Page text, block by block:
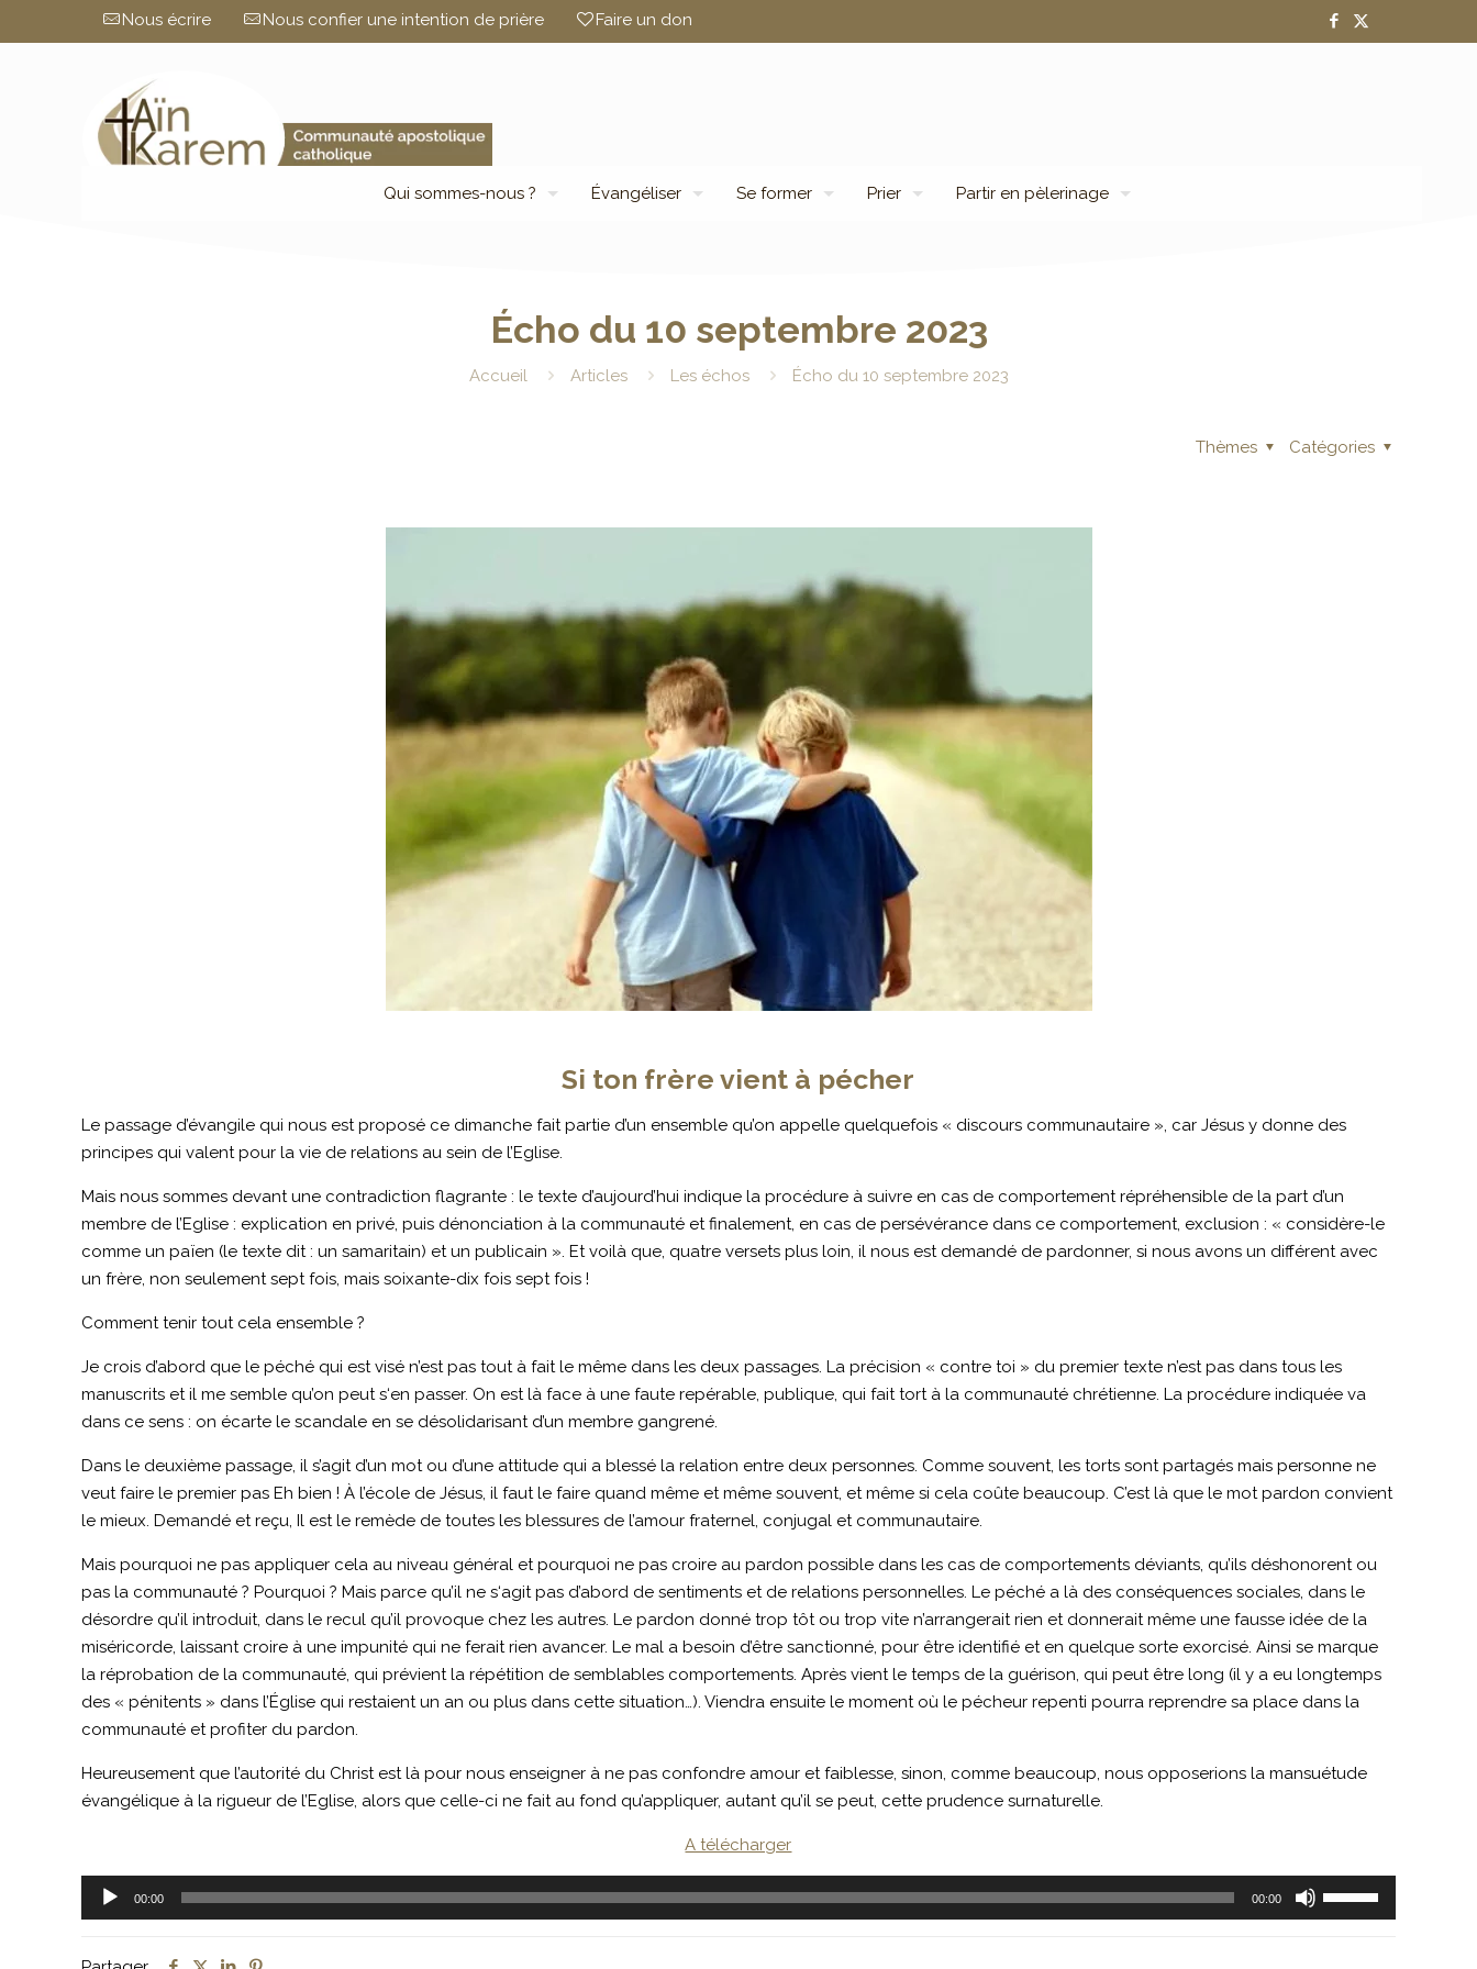
Nous écrire Nous confier une intention de prière Faire un don
Qui sommes-nous ? Évangéliser Se former Prier Partir en pèlerinage
Écho du 10 septembre 2023
Accueil Articles Les échos Écho du 10 septembre 2023
Catégories
Thèmes
Si ton frère vient à pécher
Le passage d’évangile qui nous est proposé ce dimanche fait partie d’un ensemble qu’on appelle quelquefois « discours communautaire », car Jésus y donne des
principes qui valent pour la vie de relations au sein de l’Eglise.
Mais nous sommes devant une contradiction flagrante : le texte d’aujourd’hui indique la procédure à suivre en cas de comportement répréhensible de la part d’un
membre de l’Eglise : explication en privé, puis dénonciation à la communauté et finalement, en cas de persévérance dans ce comportement, exclusion : « considère-le
comme un païen (le texte dit : un samaritain) et un publicain ». Et voilà que, quatre versets plus loin, il nous est demandé de pardonner, si nous avons un différent avec
un frère, non seulement sept fois, mais soixante-dix fois sept fois !
Comment tenir tout cela ensemble ?
Je crois d’abord que le péché qui est visé n’est pas tout à fait le même dans les deux passages. La précision « contre toi » du premier texte n’est pas dans tous les
manuscrits et il me semble qu’on peut s‘en passer. On est là face à une faute repérable, publique, qui fait tort à la communauté chrétienne. La procédure indiquée va
dans ce sens : on écarte le scandale en se désolidarisant d’un membre gangrené.
Dans le deuxième passage, il s’agit d’un mot ou d’une attitude qui a blessé la relation entre deux personnes. Comme souvent, les torts sont partagés mais personne ne
veut faire le premier pas Eh bien ! À l’école de Jésus, il faut le faire quand même et même souvent, et même si cela coûte beaucoup. C’est là que le mot pardon convient
le mieux. Demandé et reçu, Il est le remède de toutes les blessures de l’amour fraternel, conjugal et communautaire.
Mais pourquoi ne pas appliquer cela au niveau général et pourquoi ne pas croire au pardon possible dans les cas de comportements déviants, qu’ils déshonorent ou
pas la communauté ? Pourquoi ? Mais parce qu’il ne s‘agit pas d’abord de sentiments et de relations personnelles. Le péché a là des conséquences sociales, dans le
désordre qu’il introduit, dans le recul qu’il provoque chez les autres. Le pardon donné trop tôt ou trop vite n’arrangerait rien et donnerait même une fausse idée de la
miséricorde, laissant croire à une impunité qui ne ferait rien avancer. Le mal a besoin d’être sanctionné, pour être identifié et en quelque sorte exorcisé. Ainsi se marque
la réprobation de la communauté, qui prévient la répétition de semblables comportements. Après vient le temps de la guérison, qui peut être long (il y a eu longtemps
des « pénitents » dans l’Église qui restaient un an ou plus dans cette situation…). Viendra ensuite le moment où le pécheur repenti pourra reprendre sa place dans la
communauté et profiter du pardon.
Heureusement que l’autorité du Christ est là pour nous enseigner à ne pas confondre amour et faiblesse, sinon, comme beaucoup, nous opposerions la mansuétude
évangélique à la rigueur de l’Eglise, alors que celle-ci ne fait au fond qu’appliquer, autant qu’il se peut, cette prudence surnaturelle.
A télécharger
Lecteur
audio
00:00 00:00
les